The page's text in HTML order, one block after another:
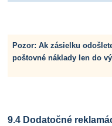
Pozor: Ak zásielku
poštovné náklady len do
9.4 Dodatočné